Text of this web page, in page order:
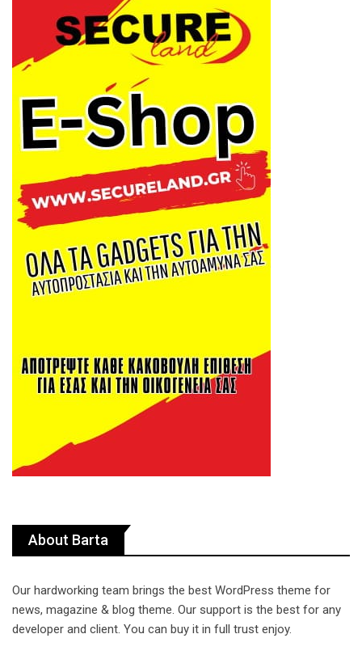
About Barta
Our hardworking team brings the best WordPress theme for
news, magazine & blog theme. Our support is the best for any
developer and client. You can buy it in full trust enjoy.